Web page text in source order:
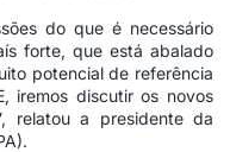
do que é necessário
forte, que está abalado
potencial de referência
iremos discutir os novos
relatou a presidente da